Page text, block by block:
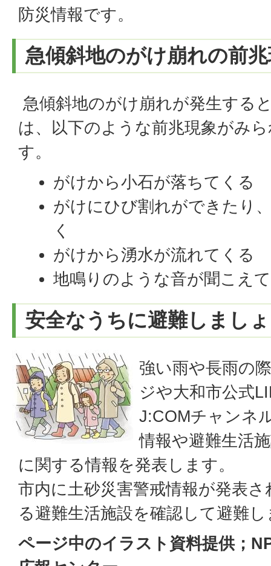
防災情報です。
急傾斜地のがけ崩れの前
急傾斜地のがけ崩れが発生する
は、以下のような前兆現象がみ
す。
がけから小石が落ちてくる
がけにひび割れができたり
く
がけから湧水が流れてくる
地鳴りのような音が聞こえ
安全なうちに避難しまし
強い雨や長雨の
ジや大和市公式
J:COMチャンネ
情報や避難生活
に関する情報を発表します。
市内に土砂災害警戒情報が発表
る避難生活施設を確認して避難
ページ中のイラスト資料提供；